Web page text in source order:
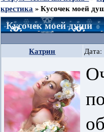
крестика » Кусочек моей
Кусочек моей души
Катрин